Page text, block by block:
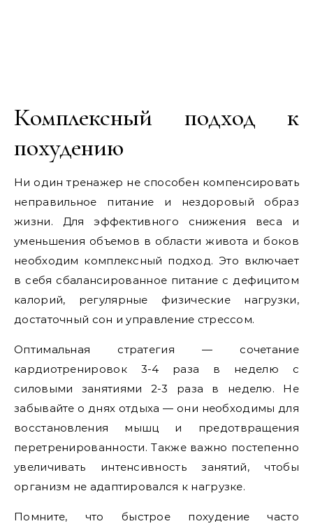
Комплексный подход к
похудению
Ни один тренажер не способен компенсировать
неправильное питание и нездоровый образ
жизни. Для эффективного снижения веса и
уменьшения объемов в области живота и боков
необходим комплексный подход. Это включает
в себя сбалансированное питание с дефицитом
калорий, регулярные физические нагрузки,
достаточный сон и управление стрессом.
Оптимальная стратегия — сочетание
кардиотренировок 3-4 раза в неделю с
силовыми занятиями 2-3 раза в неделю. Не
забывайте о днях отдыха — они необходимы для
восстановления мышц и предотвращения
перетренированности. Также важно постепенно
увеличивать интенсивность занятий, чтобы
организм не адаптировался к нагрузке.
Помните, что быстрое похудение часто